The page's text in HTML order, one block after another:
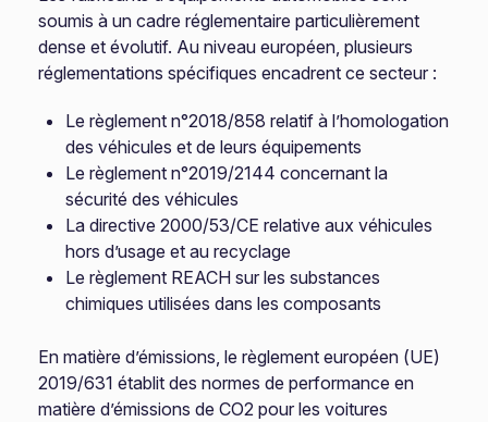
soumis à un cadre réglementaire particulièrement
dense et évolutif. Au niveau européen, plusieurs
réglementations spécifiques encadrent ce secteur :
Le règlement n°2018/858 relatif à l’homologation
des véhicules et de leurs équipements
Le règlement n°2019/2144 concernant la
sécurité des véhicules
La directive 2000/53/CE relative aux véhicules
hors d’usage et au recyclage
Le règlement REACH sur les substances
chimiques utilisées dans les composants
En matière d’émissions, le règlement européen (UE)
2019/631 établit des normes de performance en
matière d’émissions de CO2 pour les voitures